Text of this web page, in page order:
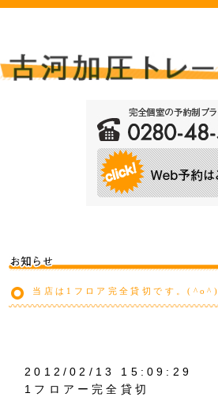
当店は1フロア完全貸切です。(^o^)
2012/02/13 15:09:29
1フロアー完全貸切